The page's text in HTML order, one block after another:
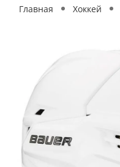
Главная Хоккей